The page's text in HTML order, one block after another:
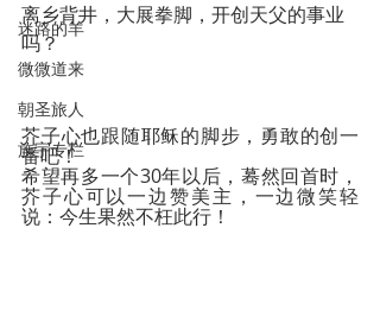
迷路的羊
微微道来
朝圣旅人
施宇专栏
离乡背井，大展拳脚，开创天父的事业
吗？
芥子心也跟随耶稣的脚步，勇敢的创一
番吧！
希望再多一个30年以后，蓦然回首时，
芥子心可以一边赞美主，一边微笑轻
说：今生果然不枉此行！